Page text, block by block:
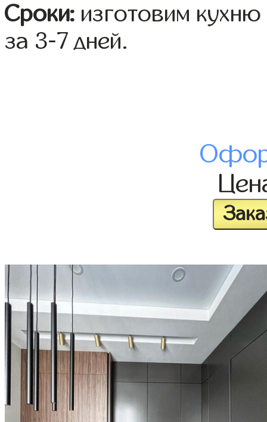
Сроки: изготовим
за 3-7 дней.